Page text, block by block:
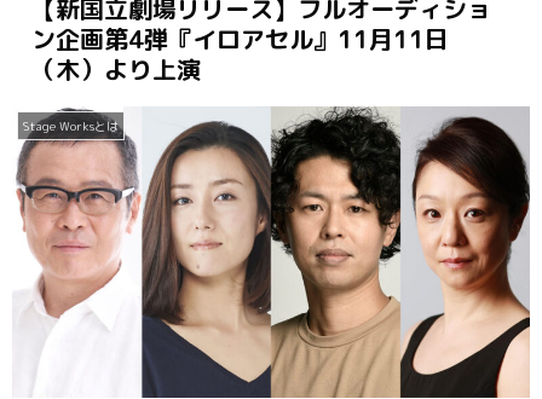
【新国立劇場リリース】フルオーディショ
ン企画第4弾『イロアセル』11月11日
（木）より上演
Stage Worksとは